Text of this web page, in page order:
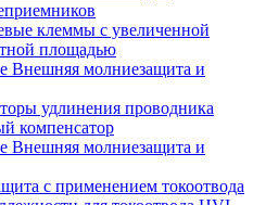
клеммы с увеличенной
площадью
Внешняя молниезащита и
удлинения проводника
компенсатор
Внешняя молниезащита и
с применением токоотвода